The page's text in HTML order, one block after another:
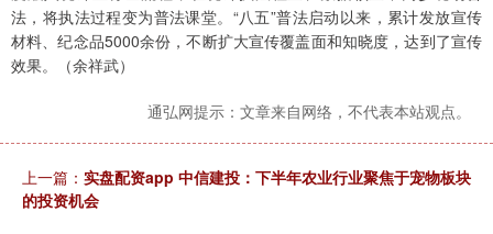
法，将执法过程变为普法课堂。“八五”普法启动以来，累计发放宣传
材料、纪念品5000余份，不断扩大宣传覆盖面和知晓度，达到了宣传
效果。（余祥武）
通弘网提示：文章来自网络，不代表本站观点。
上一篇： 实盘配资app 中信建投：下半年农业行业聚焦于宠物板块
的投资机会